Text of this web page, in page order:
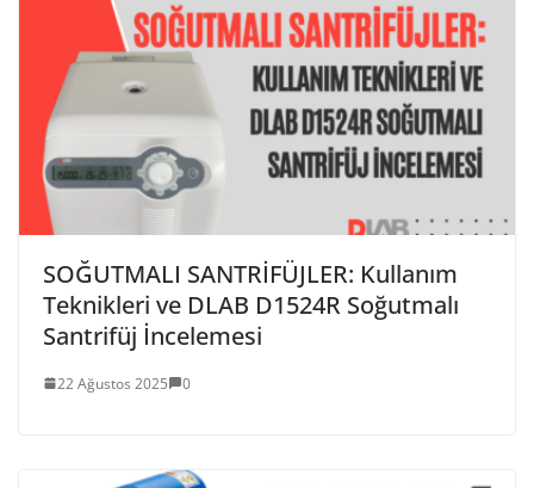
SOĞUTMALI SANTRİFÜJLER: Kullanım
Teknikleri ve DLAB D1524R Soğutmalı
Santrifüj İncelemesi
22 Ağustos 2025 0